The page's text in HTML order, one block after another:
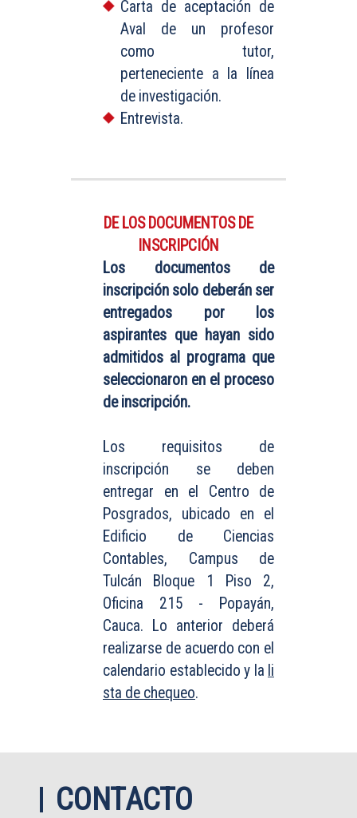
Carta de aceptación de
Aval de un profesor
como tutor,
perteneciente a la línea
de investigación.
Entrevista.
DE LOS DOCUMENTOS DE
INSCRIPCIÓN
Los documentos de
inscripción solo deberán ser
entregados por los
aspirantes que hayan sido
admitidos al programa que
seleccionaron en el proceso
de inscripción.
Los requisitos de
inscripción se deben
entregar en el Centro de
Posgrados, ubicado en el
Edificio de Ciencias
Contables, Campus de
Tulcán Bloque 1 Piso 2,
Oficina 215 - Popayán,
Cauca. Lo anterior deberá
realizarse de acuerdo con el
calendario establecido y la li
sta de chequeo.
CONTACTO